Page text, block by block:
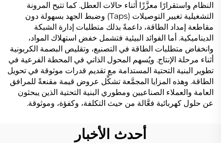
النظام واستقرارًا معزَّزًا أثناء حالات العطل. كما تتيح المرونة
التشغيلية تغيير التوصيلات (Taps) وضبط الجهد بسهولة دون
مقاطعة إمداد الطاقة، داعمةً بذلك متطلبات إدارة الشبكة
الديناميكية. أما الفوائد البيئية فتشمل خفض استهلاك المواد،
وانخفاض متطلبات الطاقة في التصنيع، وتقليص البصمة الكربونية
أثناء مرحلة الإنتاج. ويُسهم المحول الذاتي في المحطة الفرعية في
تطوير البنية التحتية المستدامة مع تقديم قدرات موثوقة في تحويل
الطاقة. وهذه المزايا المجمَّعة تشكِّل عروض قيمة مقنعةً للمرافق
العامة والعملاء الصناعيين ومطوري البنية التحتية الذين يبحثون
عن حلول كهربائية فعَّالة من حيث التكلفة، وكفؤة، وموثوقة.
أحدث الأخبار